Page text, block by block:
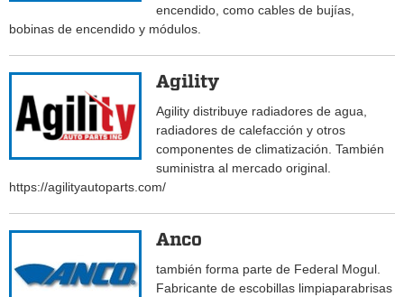
encendido, como cables de bujías,
bobinas de encendido y módulos.
Agility
Agility distribuye radiadores de agua,
radiadores de calefacción y otros
componentes de climatización. También
suministra al mercado original.
https://agilityautoparts.com/
Anco
también forma parte de Federal Mogul.
Fabricante de escobillas limpiaparabrisas